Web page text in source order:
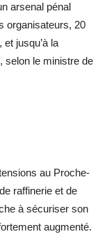
arsenal pénal
organisateurs, 20
jusqu’à la
selon le ministre de
au Proche-
raffinerie et de
à sécuriser son
augmenté.